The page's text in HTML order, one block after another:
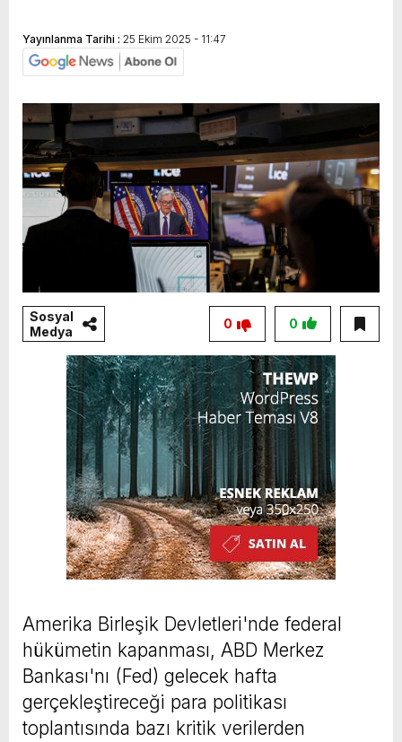
Yayınlanma Tarihi : 25 Ekim 2025 - 11:47
Sosyal
Medya
0
0
Amerika Birleşik Devletleri'nde federal
hükümetin kapanması, ABD Merkez
Bankası'nı (Fed) gelecek hafta
gerçekleştireceği para politikası
toplantısında bazı kritik verilerden